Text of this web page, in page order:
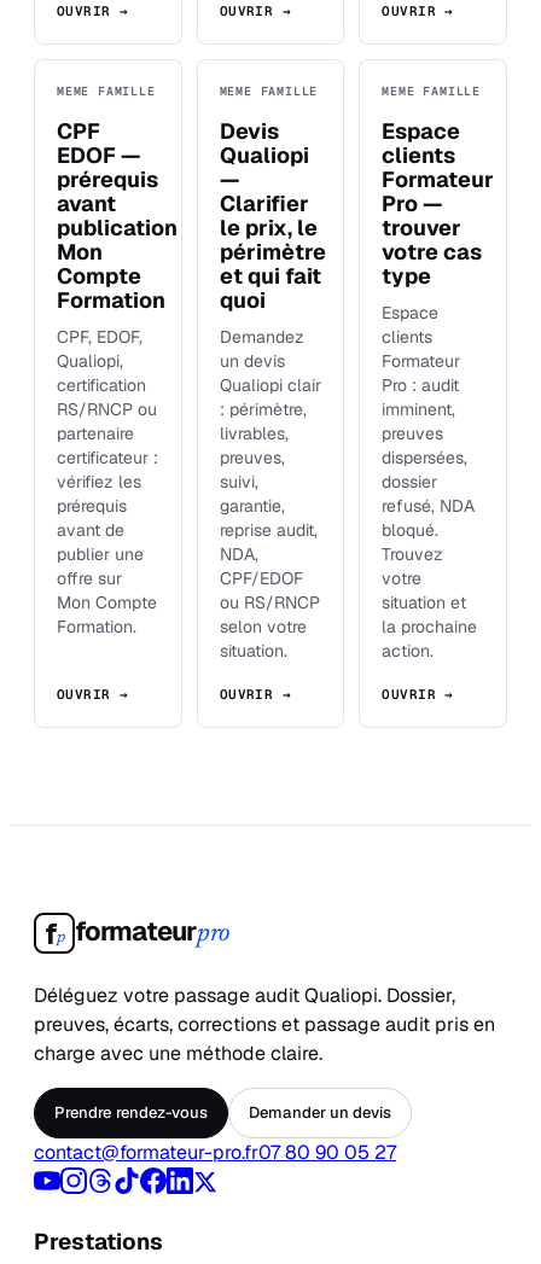
OUVRIR → OUVRIR → OUVRIR →
MEME FAMILLE
CPF
EDOF —
prérequis
avant
publication
Mon
Compte
Formation
CPF, EDOF,
Qualiopi,
certification
RS/RNCP ou
partenaire
certificateur :
vérifiez les
prérequis
avant de
publier une
offre sur
Mon Compte
Formation.
OUVRIR →
MEME FAMILLE
Devis
Qualiopi
—
Clarifier
le prix, le
périmètre
et qui fait
quoi
Demandez
un devis
Qualiopi clair
: périmètre,
livrables,
preuves,
suivi,
garantie,
reprise audit,
NDA,
CPF/EDOF
ou RS/RNCP
selon votre
situation.
OUVRIR →
MEME FAMILLE
Espace
clients
Formateur
Pro —
trouver
votre cas
type
Espace
clients
Formateur
Pro : audit
imminent,
preuves
dispersées,
dossier
refusé, NDA
bloqué.
Trouvez
votre
situation et
la prochaine
action.
OUVRIR →
fp formateurpro
Déléguez votre passage audit Qualiopi. Dossier,
preuves, écarts, corrections et passage audit pris en
charge avec une méthode claire.
Prendre rendez-vous Demander un devis
contact@formateur-pro.fr07 80 90 05 27
Prestations